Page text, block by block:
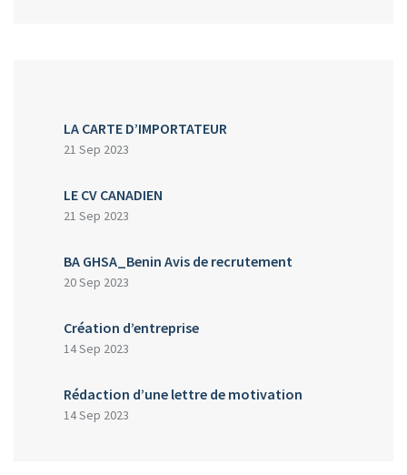
LA CARTE D’IMPORTATEUR
21 Sep 2023
LE CV CANADIEN
21 Sep 2023
BA GHSA_Benin Avis de recrutement
20 Sep 2023
Création d’entreprise
14 Sep 2023
Rédaction d’une lettre de motivation
14 Sep 2023